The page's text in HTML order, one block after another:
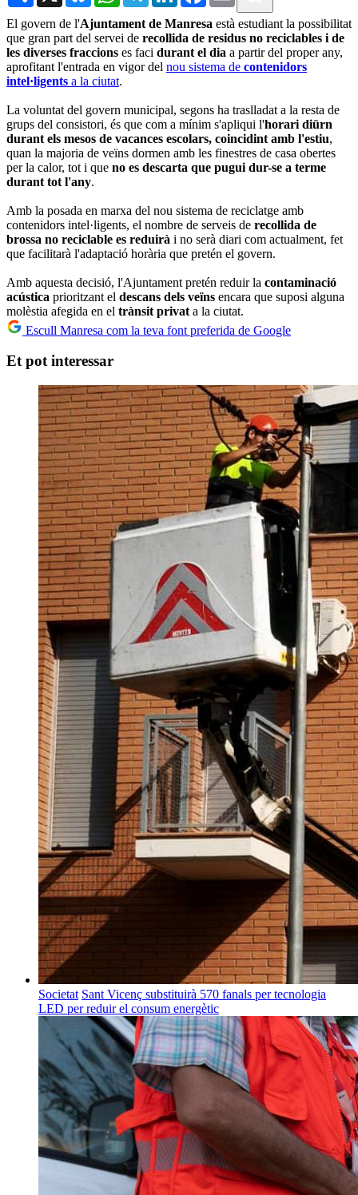
El govern de l'Ajuntament de Manresa està estudiant la possibilitat
que gran part del servei de recollida de residus no reciclables i de
les diverses fraccions es faci durant el dia a partir del proper any,
aprofitant l'entrada en vigor del nou sistema de contenidors
intel·ligents a la ciutat.
La voluntat del govern municipal, segons ha traslladat a la resta de
grups del consistori, és que com a mínim s'apliqui l'horari diürn
durant els mesos de vacances escolars, coincidint amb l'estiu,
quan la majoria de veïns dormen amb les finestres de casa obertes
per la calor, tot i que no es descarta que pugui dur-se a terme
durant tot l'any.
Amb la posada en marxa del nou sistema de reciclatge amb
contenidors intel·ligents, el nombre de serveis de recollida de
brossa no reciclable es reduirà i no serà diari com actualment, fet
que facilitarà l'adaptació horària que pretén el govern.
Amb aquesta decisió, l'Ajuntament pretén reduir la contaminació
acústica prioritzant el descans dels veïns encara que suposi alguna
molèstia afegida en el trànsit privat a la ciutat.
Escull Manresa com la teva font preferida de Google
Et pot interessar
Societat Sant Vicenç substituirà 570 fanals per tecnologia
LED per reduir el consum energètic